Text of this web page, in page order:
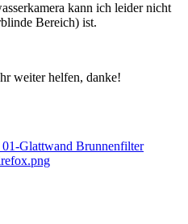
kann ich leider nicht
Bereich) ist.
weiter helfen, danke!
Glattwand Brunnenfilter